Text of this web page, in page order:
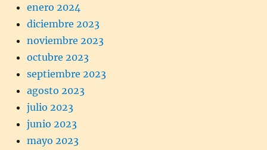
enero 2024
diciembre 2023
noviembre 2023
octubre 2023
septiembre 2023
agosto 2023
julio 2023
junio 2023
mayo 2023